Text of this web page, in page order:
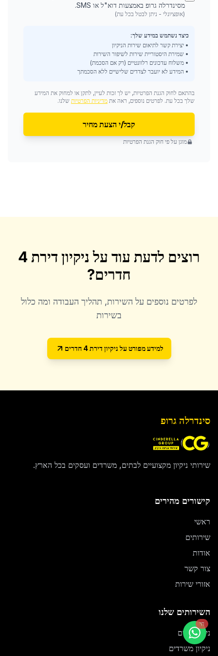
מסינדרלה גרופ באמצעות דוא"ל או SMS.
(אופציונלי - ניתן לבטל בכל עת)
כיצד נשתמש במידע שלך:
• יצירת קשר לתיאום שירות הניקיון
• שמירת היסטוריית שירות לשיפור השירות
• משלוח עדכונים רלוונטיים (רק אם הסכמת)
• המידע לא יועבר לצדדים שלישיים ללא הסכמתך
בהתאם לחוק הגנת הפרטיות, יש לך זכות לעיין, לתקן או למחוק את המידע
שלך בכל עת. לפרטים נוספים, ראה את מדיניות הפרטיות שלנו.
קבל/י הצעת מחיר
מוגן על פי חוק הגנת הפרטיות
רוצים לדעת עוד על
ניקיון דירת 4
חדרים?
לפרטים נוספים על השירות, תהליך העבודה ומה כלול
בשירות
למידע מפורט על ניקיון דירת 4 חדרים
סינדרלה גרופ
שירותי ניקיון מקצועיים לבתים, משרדים ועסקים בכל הארץ.
קישורים מהירים
ראשי
שירותים
אודות
צור קשר
אזורי שירות
השירותים שלנו
ניקיון בתים
ניקיון משרדים
חי